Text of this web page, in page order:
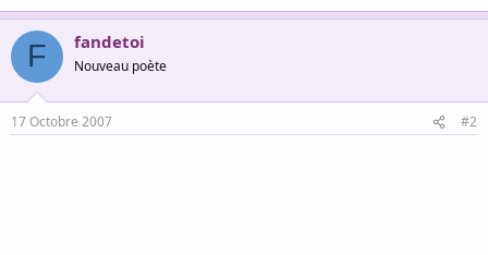
F fandetoi
Nouveau poète
17 Octobre 2007 #2